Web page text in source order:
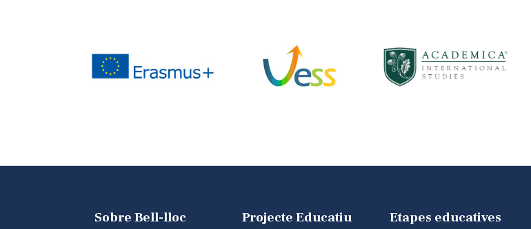
Sobre Bell-lloc Projecte Educatiu Etapes educatives